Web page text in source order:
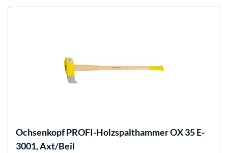
OchsenkopfPROFI-Holzspalthammer OX 35 E-
3001, Axt/Beil